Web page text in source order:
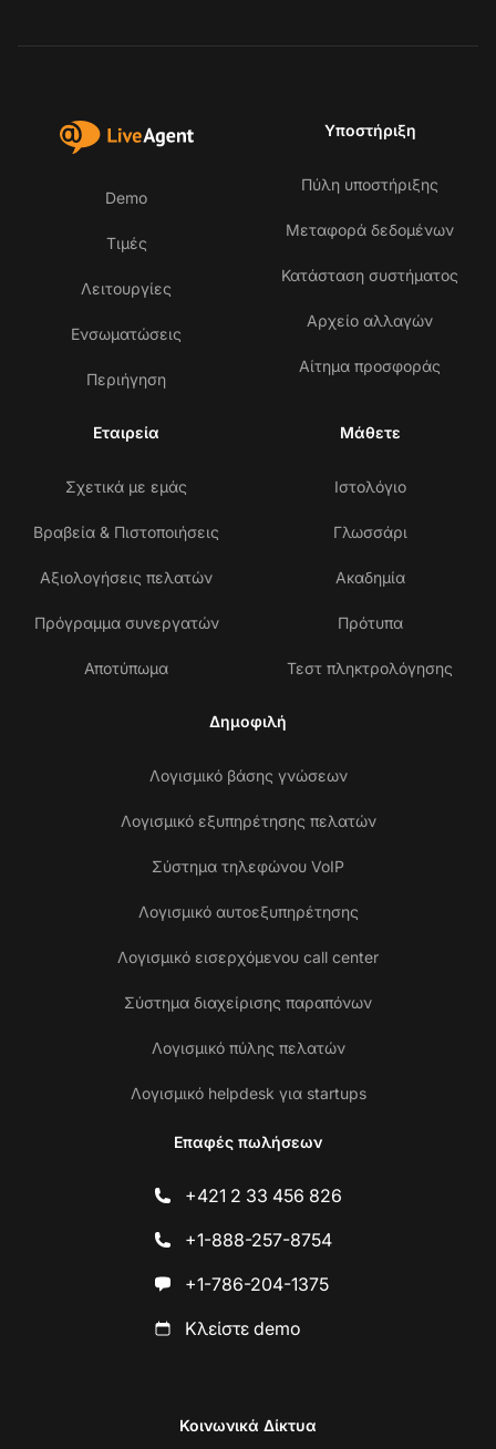
Demo
Τιμές
Λειτουργίες
Ενσωματώσεις
Περιήγηση
Υποστήριξη
Πύλη υποστήριξης
Μεταφορά δεδομένων
Κατάσταση συστήματος
Αρχείο αλλαγών
Αίτημα προσφοράς
Εταιρεία
Σχετικά με εμάς
Βραβεία & Πιστοποιήσεις
Αξιολογήσεις πελατών
Πρόγραμμα συνεργατών
Αποτύπωμα
Μάθετε
Ιστολόγιο
Γλωσσάρι
Ακαδημία
Πρότυπα
Τεστ πληκτρολόγησης
Δημοφιλή
Λογισμικό βάσης γνώσεων
Λογισμικό εξυπηρέτησης πελατών
Σύστημα τηλεφώνου VoIP
Λογισμικό αυτοεξυπηρέτησης
Λογισμικό εισερχόμενου call center
Σύστημα διαχείρισης παραπόνων
Λογισμικό πύλης πελατών
Λογισμικό helpdesk για startups
Επαφές πωλήσεων
+421 2 33 456 826
+1-888-257-8754
+1-786-204-1375
Κλείστε demo
Κοινωνικά Δίκτυα